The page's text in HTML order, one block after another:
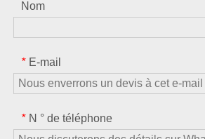
Nom
* E-mail
* N ° de téléphone